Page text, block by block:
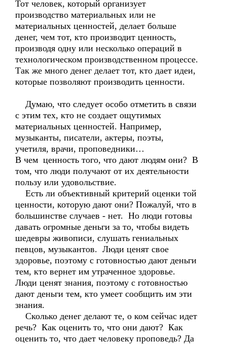
Тот человек, который организует
производство материальных или не
материальных ценностей, делает больше
денег, чем тот, кто производит ценность,
производя одну или несколько операций в
технологическом производственном процессе.
Так же много денег делает тот, кто дает идеи,
которые позволяют производить ценности.
Думаю, что следует особо отметить в связи
с этим тех, кто не создает ощутимых
материальных ценностей. Например,
музыканты, писатели, актеры, поэты,
учетиля, врачи, проповедники…
В чем ценность того, что дают людям они? В
том, что люди получают от их деятельности
пользу или удовольствие.
Есть ли объективный критерий оценки той
ценности, которую дают они? Пожалуй, что в
большинстве случаев - нет. Но люди готовы
давать огромные деньги за то, чтобы видеть
шедевры живописи, слушать гениальных
певцов, музыкантов. Люди ценят свое
здоровье, поэтому с готовностью дают деньги
тем, кто вернет им утраченное здоровье.
Люди ценят знания, поэтому с готовностью
дают деньги тем, кто умеет сообщить им эти
знания.
Сколько денег делают те, о ком сейчас идет
речь? Как оценить то, что они дают? Как
оценить то, что дает человеку проповедь? Да